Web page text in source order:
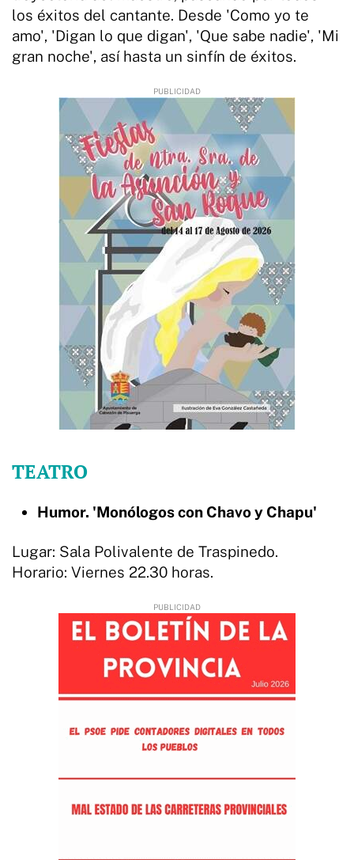
los éxitos del cantante. Desde 'Como yo te
amo', 'Digan lo que digan', 'Que sabe nadie', 'Mi
gran noche', así hasta un sinfín de éxitos.
TEATRO
Humor. 'Monólogos con Chavo y Chapu'
Lugar: Sala Polivalente de Traspinedo.
Horario: Viernes 22.30 horas.